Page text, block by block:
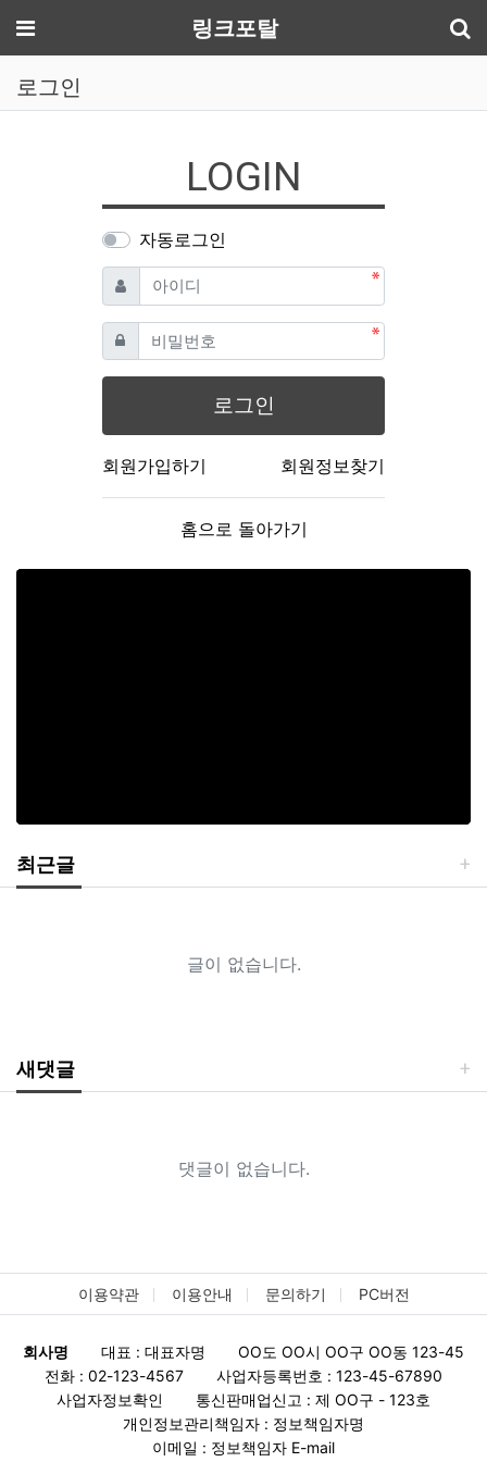
메뉴 링크포탈
로그인
LOGIN
자동로그인
아이디 필수
비밀번호필수
로그인
회원가입하기 회원정보찾기
홈으로 돌아가기
최근글
글이 없습니다.
새댓글
댓글이 없습니다.
이용약관 이용안내 문의하기 PC버전
회사명 대표 : 대표자명
OO도 OO시 OO구 OO동 123-45
전화 : 02-123-4567
사업자등록번호 : 123-45-67890
사업자정보확인
통신판매업신고 : 제 OO구 - 123호
개인정보관리책임자 : 정보책임자명
이메일 : 정보책임자 E-mail